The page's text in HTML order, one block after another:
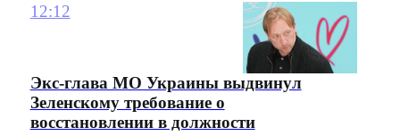
12:12
Экс-глава МО Украины выдвинул
Зеленскому требование о
восстановлении в должности